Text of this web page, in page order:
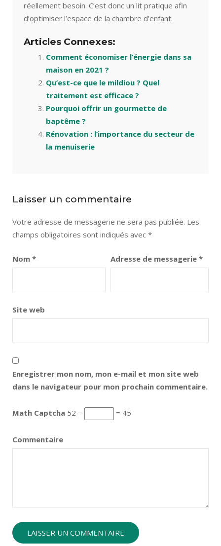
réellement besoin. C’est donc un lit pratique afin
d’optimiser l’espace de la chambre d’enfant.
Articles Connexes:
Comment économiser l’énergie dans sa
maison en 2021 ?
Qu’est-ce que le mildiou ? Quel
traitement est efficace ?
Pourquoi offrir un gourmette de
baptême ?
Rénovation : l’importance du secteur de
la menuiserie
Laisser un commentaire
Votre adresse de messagerie ne sera pas publiée. Les
champs obligatoires sont indiqués avec *
Nom * Adresse de messagerie *
Site web
Enregistrer mon nom, mon e-mail et mon site web
dans le navigateur pour mon prochain commentaire.
Math Captcha 52 − = 45
Commentaire